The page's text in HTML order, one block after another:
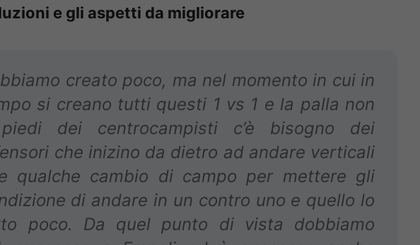
e gli aspetti da migliorare
creato poco, ma nel momento in cui in
si creano tutti questi 1 vs 1 e la palla non
dei centrocampisti c’è bisogno dei
che inizino da dietro ad andare verticali
qualche cambio di campo per mettere gli
di andare in un contro uno e quello lo
poco. Da quel punto di vista dobbiamo